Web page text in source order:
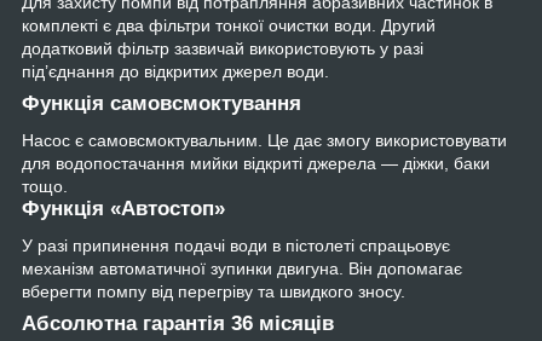
комплекті є два фільтри тонкої очистки води. Другий
додатковий фільтр зазвичай використовують у разі
під’єднання до відкритих джерел води.
Функція самовсмоктування
Насос є самовсмоктувальним. Це дає змогу використовувати
для водопостачання мийки відкриті джерела — діжки, баки
тощо.
Функція «Автостоп»
У разі припинення подачі води в пістолеті спрацьовує
механізм автоматичної зупинки двигуна. Він допомагає
вберегти помпу від перегріву та швидкого зносу.
Абсолютна гарантія 36 місяців